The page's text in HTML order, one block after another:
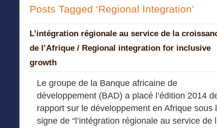
Posts Tagged ‘Regional Integration’
L’intégration régionale au service de la
de l’Afrique / Regional integration for inclusive
growth
Le groupe de la Banque africaine de
développement (BAD) a placé l’édition 2014
rapport sur le développement en Afrique sous
signe de “l’intégration régionale au service de